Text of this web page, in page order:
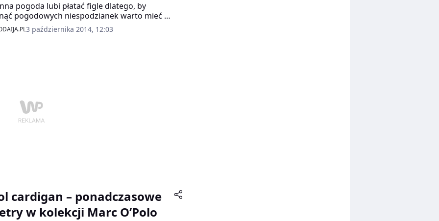
pogoda lubi płatać figle dlatego, by
pogodowych niespodzianek warto mieć w
szafie swetry z najnowszej kolekcji Olsen.
3 października 2014, 12:03
cardigan – ponadczasowe
w kolekcji Marc O’Polo